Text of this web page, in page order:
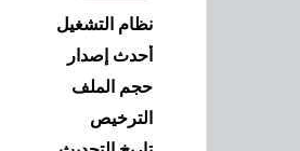
نظام التشغيل
أحدث إصدار
حجم الملف
الترخيص